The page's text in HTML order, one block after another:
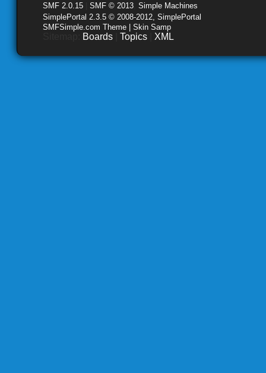
SMF 2.0.15 SMF © 2013 Simple Machines
SimplePortal 2.3.5 © 2008-2012, SimplePortal
SMFSimple.com Theme | Skin Samp
Boards Topics XML